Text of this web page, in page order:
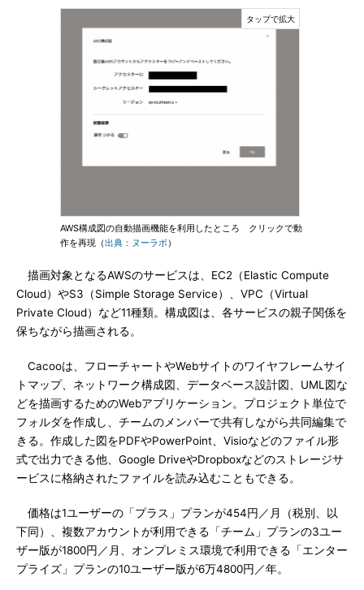
AWS構成図の自動描画機能を利用したところ クリックで動
作を再現（出典：ヌーラボ）
描画対象となるAWSのサービスは、EC2（Elastic Compute
Cloud）やS3（Simple Storage Service）、VPC（Virtual
Private Cloud）など11種類。構成図は、各サービスの親子関係を
保ちながら描画される。
Cacooは、フローチャートやWebサイトのワイヤフレームサイ
トマップ、ネットワーク構成図、データベース設計図、UML図な
どを描画するためのWebアプリケーション。プロジェクト単位で
フォルダを作成し、チームのメンバーで共有しながら共同編集で
きる。作成した図をPDFやPowerPoint、Visioなどのファイル形
式で出力できる他、Google DriveやDropboxなどのストレージサ
ービスに格納されたファイルを読み込むこともできる。
価格は1ユーザーの「プラス」プランが454円／月（税別、以
下同）、複数アカウントが利用できる「チーム」プランの3ユー
ザー版が1800円／月、オンプレミス環境で利用できる「エンター
プライズ」プランの10ユーザー版が6万4800円／年。